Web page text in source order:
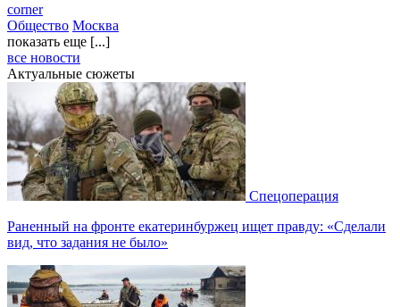
corner
Общество Москва
показать еще [...]
все новости
Актуальные сюжеты
Спецоперация
Раненный на фронте екатеринбуржец ищет правду: «Сделали
вид, что задания не было»